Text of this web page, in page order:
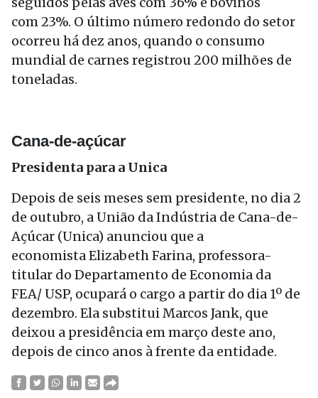
com 23%. O último número redondo do setor
ocorreu há dez anos, quando o consumo
mundial de carnes registrou 200 milhões de
toneladas.
Cana-de-açúcar
Presidenta para a Unica
Depois de seis meses sem presidente, no dia 2
de outubro, a União da Indústria de Cana-de-
Açúcar (Unica) anunciou que a
economista Elizabeth Farina, professora-
titular do Departamento de Economia da
FEA/ USP, ocupará o cargo a partir do dia 1º de
dezembro. Ela substitui Marcos Jank, que
deixou a presidência em março deste ano,
depois de cinco anos à frente da entidade.